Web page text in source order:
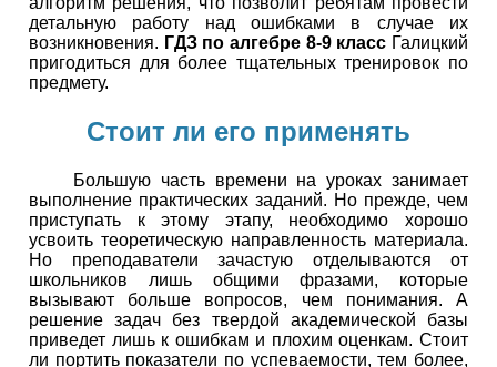
детальную работу над ошибками в случае их
возникновения. ГДЗ по алгебре 8-9 класс Галицкий
пригодиться для более тщательных тренировок по
предмету.
Стоит ли его применять
Большую часть времени на уроках занимает
выполнение практических заданий. Но прежде, чем
приступать к этому этапу, необходимо хорошо
усвоить теоретическую направленность материала.
Но преподаватели зачастую отделываются от
школьников лишь общими фразами, которые
вызывают больше вопросов, чем понимания. А
решение задач без твердой академической базы
приведет лишь к ошибкам и плохим оценкам. Стоит
ли портить показатели по успеваемости, тем более,